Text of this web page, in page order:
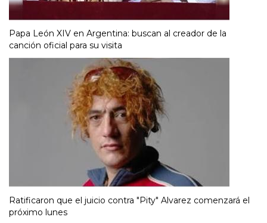
Papa León XIV en Argentina: buscan al creador de la
canción oficial para su visita
Ratificaron que el juicio contra "Pity" Alvarez comenzará el
próximo lunes